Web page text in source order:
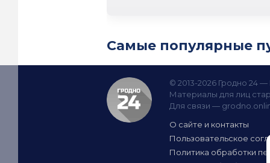
Самые популярные
© 2013-2026 Гродно 24
Материалы для лиц
Для связи —
О сайте и контакты
Пользовательское
Политика обработки